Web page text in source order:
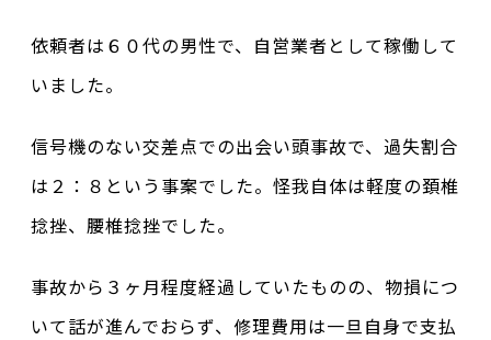
依頼者は６０代の男性で、自営業者として稼働して
いました。
信号機のない交差点での出会い頭事故で、過失割合
は２：８という事案でした。怪我自体は軽度の頚椎
捻挫、腰椎捻挫でした。
事故から３ヶ月程度経過していたものの、物損につ
いて話が進んでおらず、修理費用は一旦自身で支払